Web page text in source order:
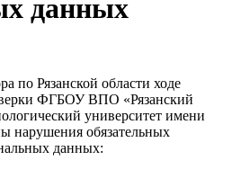
данных
по Рязанской области ходе
ФГБОУ ВПО «Рязанский
университет имени
нарушения обязательных
данных: